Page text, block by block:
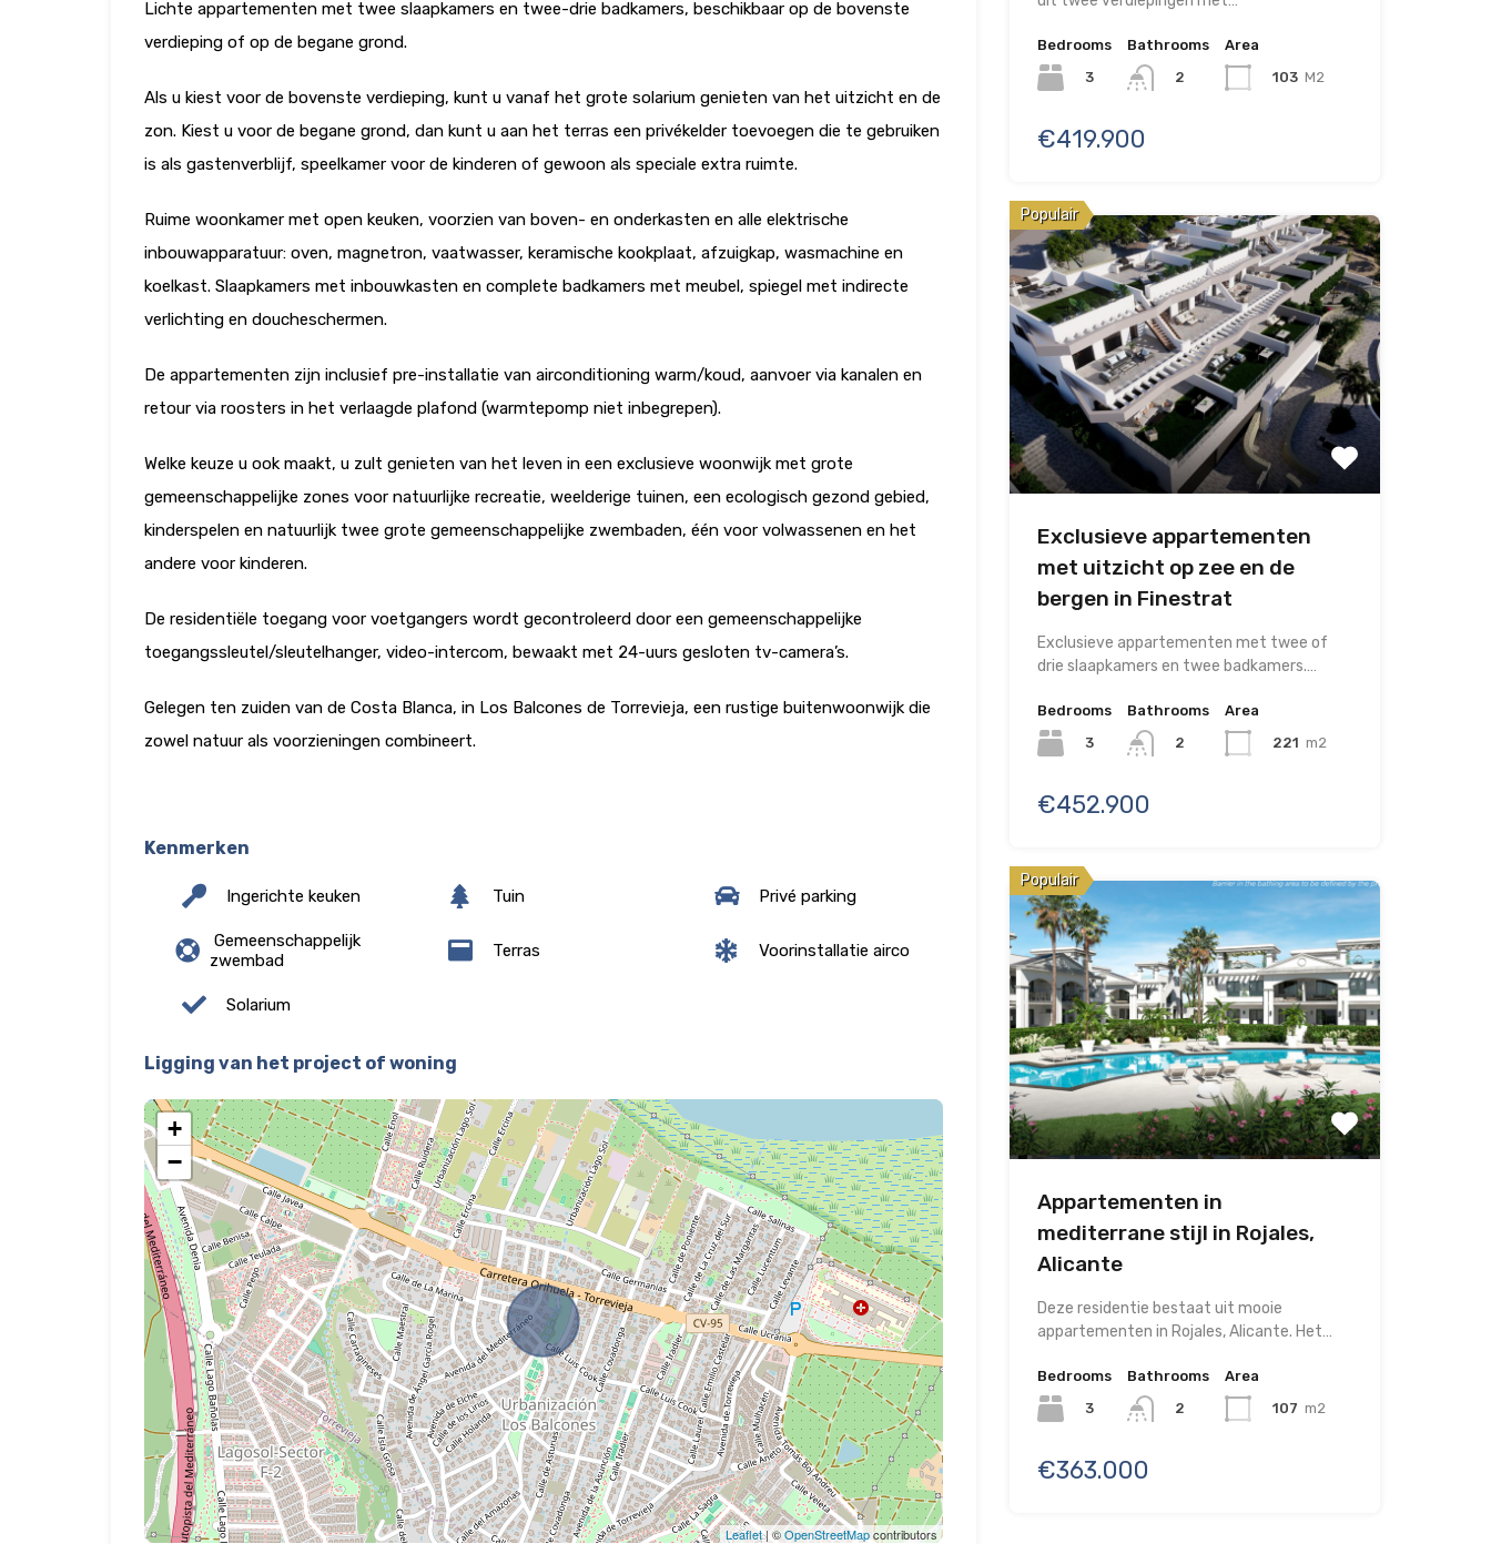
Lichte appartementen met twee slaapkamers en twee-drie badkamers, beschikbaar op de bovenste
verdieping of op de begane grond.
Als u kiest voor de bovenste verdieping, kunt u vanaf het grote solarium genieten van het uitzicht en de
zon. Kiest u voor de begane grond, dan kunt u aan het terras een privékelder toevoegen die te gebruiken
is als gastenverblijf, speelkamer voor de kinderen of gewoon als speciale extra ruimte.
Ruime woonkamer met open keuken, voorzien van boven- en onderkasten en alle elektrische
inbouwapparatuur: oven, magnetron, vaatwasser, keramische kookplaat, afzuigkap, wasmachine en
koelkast. Slaapkamers met inbouwkasten en complete badkamers met meubel, spiegel met indirecte
verlichting en doucheschermen.
De appartementen zijn inclusief pre-installatie van airconditioning warm/koud, aanvoer via kanalen en
retour via roosters in het verlaagde plafond (warmtepomp niet inbegrepen).
Welke keuze u ook maakt, u zult genieten van het leven in een exclusieve woonwijk met grote
gemeenschappelijke zones voor natuurlijke recreatie, weelderige tuinen, een ecologisch gezond gebied,
kinderspelen en natuurlijk twee grote gemeenschappelijke zwembaden, één voor volwassenen en het
andere voor kinderen.
De residentiële toegang voor voetgangers wordt gecontroleerd door een gemeenschappelijke
toegangssleutel/sleutelhanger, video-intercom, bewaakt met 24-uurs gesloten tv-camera’s.
Gelegen ten zuiden van de Costa Blanca, in Los Balcones de Torrevieja, een rustige buitenwoonwijk die
zowel natuur als voorzieningen combineert.
Kenmerken
Ingerichte keuken Tuin Privé parking
Gemeenschappelijk
zwembad
Terras Voorinstallatie airco
Solarium
Ligging van het project of woning
+
−
Leaflet| ©OpenStreetMapcontributors
Bedrooms
3
Bathrooms
2
Area
103 M2
€419.900
Populair
Exclusieve appartementen
met uitzicht op zee en de
bergen in Finestrat
Exclusieve appartementen met twee of
drie slaapkamers en twee badkamers.…
Bedrooms
3
Bathrooms
2
Area
221 m2
€452.900
Populair
Appartementen in
mediterrane stijl in Rojales,
Alicante
Deze residentie bestaat uit mooie
appartementen in Rojales, Alicante. Het…
Bedrooms
3
Bathrooms
2
Area
107 m2
€363.000